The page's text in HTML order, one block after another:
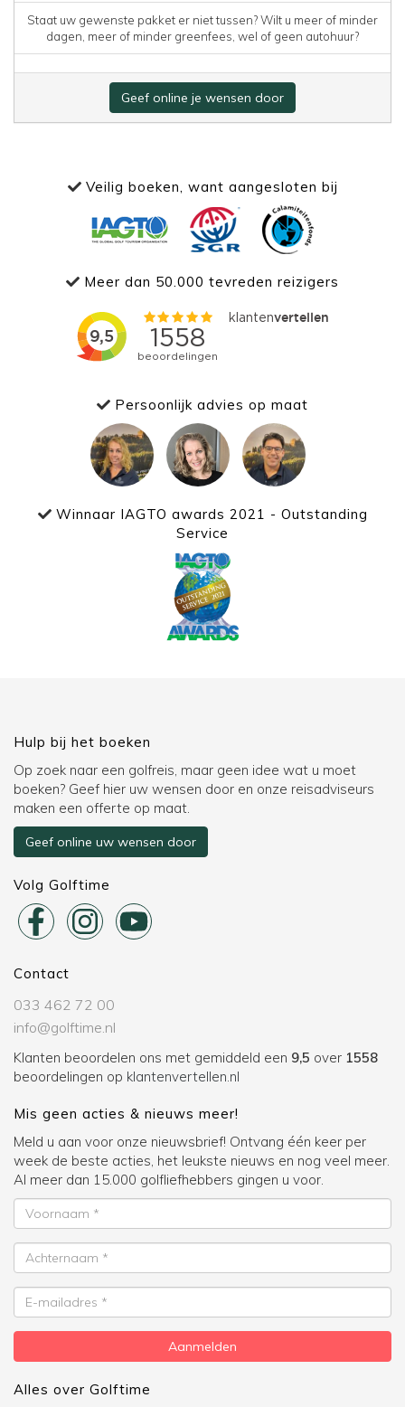
Staat uw gewenste pakket er niet tussen? Wilt u meer of minder
dagen, meer of minder greenfees, wel of geen autohuur?
Geef online je wensen door
Veilig boeken, want aangesloten bij
Meer dan 50.000 tevreden reizigers
Persoonlijk advies op maat
Winnaar IAGTO awards 2021 - Outstanding
Service
Hulp bij het boeken
Op zoek naar een golfreis, maar geen idee wat u moet
boeken? Geef hier uw wensen door en onze reisadviseurs
maken een offerte op maat.
Geef online uw wensen door
Volg Golftime
Contact
033 462 72 00
info@golftime.nl
Klanten beoordelen ons met gemiddeld een 9,5 over 1558
beoordelingen op klantenvertellen.nl
Mis geen acties & nieuws meer!
Meld u aan voor onze nieuwsbrief! Ontvang één keer per
week de beste acties, het leukste nieuws en nog veel meer.
Al meer dan 15.000 golfliefhebbers gingen u voor.
Voornaam
Achternaam
E-
mailadres
Aanmelden
Alles over Golftime